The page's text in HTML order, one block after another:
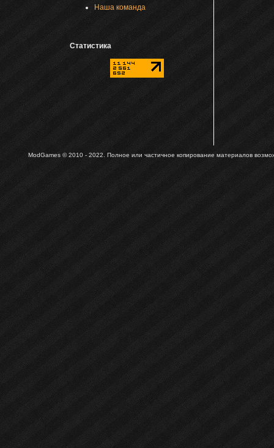
Наша команда
Статистика
ModGames © 2010 - 2022. Полное или частичное копирование материалов